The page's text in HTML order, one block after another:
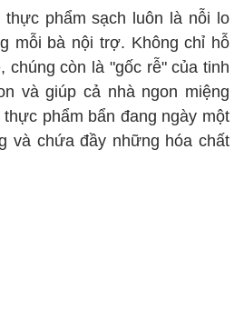
phẩm sạch luôn là nỗi lo
mỗi bà nội trợ. Không chỉ hỗ
chúng còn là "gốc rễ" của tinh
và giúp cả nhà ngon miệng
phẩm bẩn đang ngày một
và chứa đầy những hóa chất